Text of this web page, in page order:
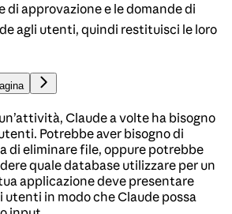
di approvazione e le domande di
agli utenti, quindi restituisci le loro
Claude a volte ha bisogno
Potrebbe aver bisogno di
di eliminare file, oppure potrebbe
quale database utilizzare per un
applicazione deve presentare
in modo che Claude possa